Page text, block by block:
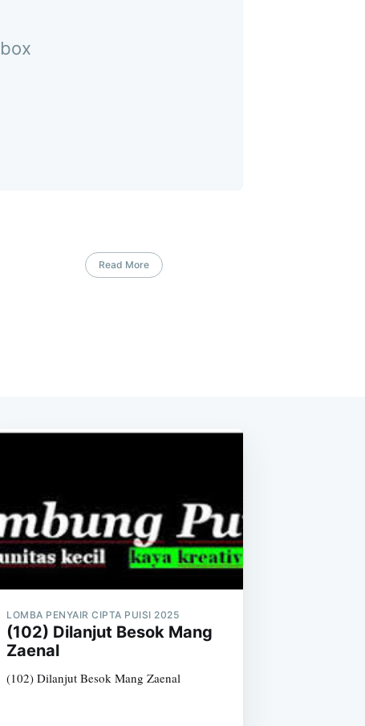
Read More
LOMBA PENYAIR CIPTA PUISI 2025
(102) Dilanjut Besok Mang
Zaenal
(102) Dilanjut Besok Mang Zaenal